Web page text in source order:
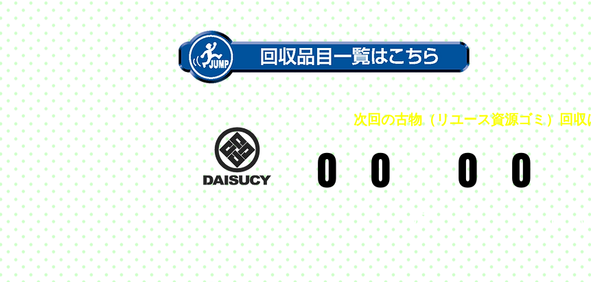
次回の古物（リユース資源ゴミ）回収
0 0
月
0 0
日（